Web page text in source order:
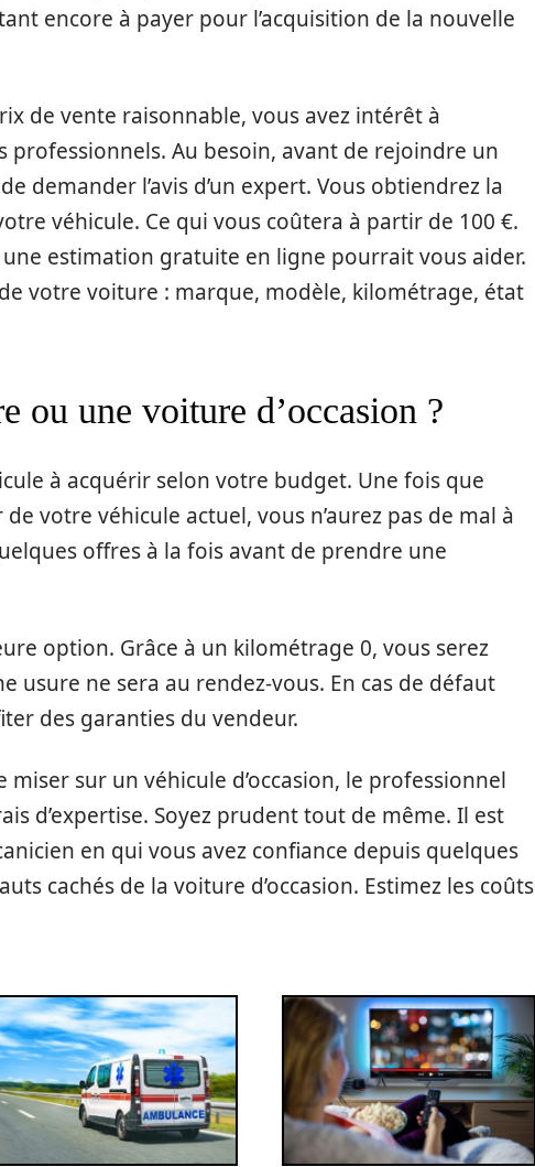
encore à payer pour l’acquisition de la nouvelle
de vente raisonnable, vous avez intérêt à
professionnels. Au besoin, avant de rejoindre un
demander l’avis d’un expert. Vous obtiendrez la
véhicule. Ce qui vous coûtera à partir de 100 €.
estimation gratuite en ligne pourrait vous aider.
votre voiture : marque, modèle, kilométrage, état
ou une voiture d’occasion ?
à acquérir selon votre budget. Une fois que
votre véhicule actuel, vous n’aurez pas de mal à
offres à la fois avant de prendre une
option. Grâce à un kilométrage 0, vous serez
usure ne sera au rendez-vous. En cas de défaut
des garanties du vendeur.
miser sur un véhicule d’occasion, le professionnel
d’expertise. Soyez prudent tout de même. Il est
en qui vous avez confiance depuis quelques
cachés de la voiture d’occasion. Estimez les coûts